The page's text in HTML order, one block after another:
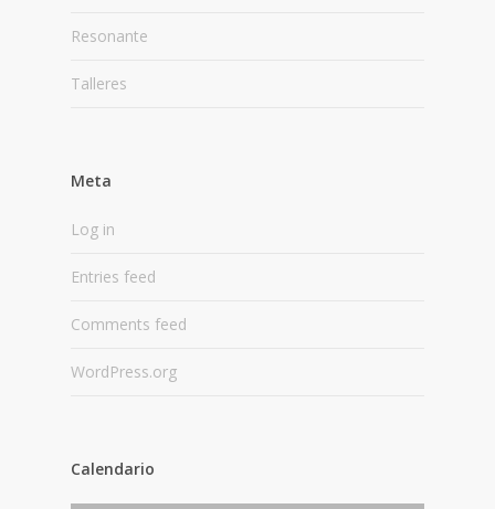
Resonante
Talleres
Meta
Log in
Entries feed
Comments feed
WordPress.org
Calendario